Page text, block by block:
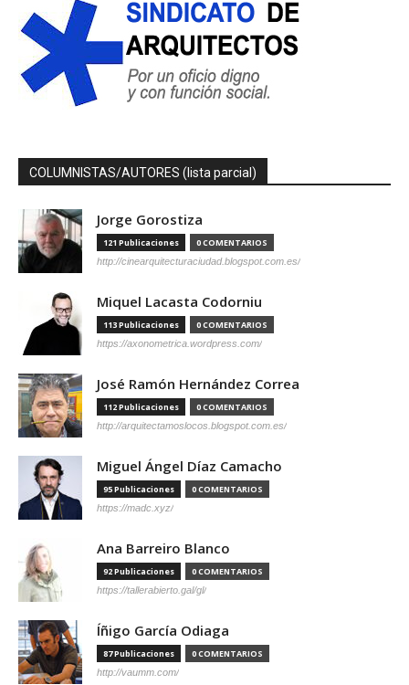
COLUMNISTAS/AUTORES (lista parcial)
Jorge Gorostiza
121 Publicaciones 0 COMENTARIOS
http://cinearquitecturaciudad.blogspot.com.es/
Miquel Lacasta Codorniu
113 Publicaciones 0 COMENTARIOS
https://axonometrica.wordpress.com/
José Ramón Hernández Correa
112 Publicaciones 0 COMENTARIOS
http://arquitectamoslocos.blogspot.com.es/
Miguel Ángel Díaz Camacho
95 Publicaciones 0 COMENTARIOS
https://madc.xyz/
Ana Barreiro Blanco
92 Publicaciones 0 COMENTARIOS
https://tallerabierto.gal/gl/
Íñigo García Odiaga
87 Publicaciones 0 COMENTARIOS
http://vaumm.com/